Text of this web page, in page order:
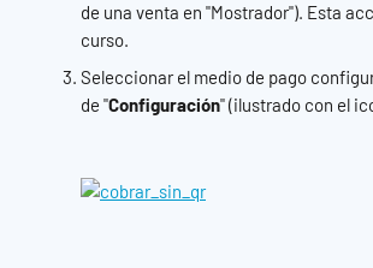
de una venta en "Mostrador"). Esta
curso.
Seleccionar el medio de pago
de "Configuración" (ilustrado con el